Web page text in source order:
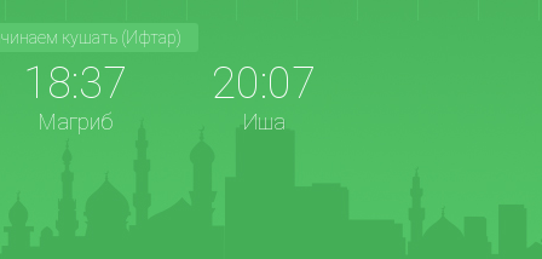
кушать (Ифтар)
18:37
Магриб
20:07
Иша